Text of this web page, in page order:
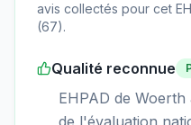
avis collectés pour cet
(67).
Qualité reconnue
EHPAD de